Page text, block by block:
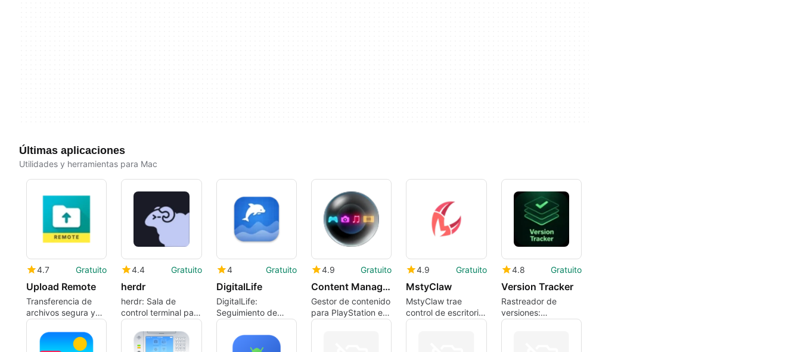
Últimas aplicaciones
Utilidades y herramientas para Mac
4.7 Gratuito
Upload Remote
Transferencia de
archivos segura y
eficiente
4.4 Gratuito
herdr
herdr: Sala de
control terminal para
gestionar múltiples
agentes de IA
4 Gratuito
DigitalLife
DigitalLife:
Seguimiento de
actividad local con
análisis enfocados
en la privacidad
4.9 Gratuito
Content Manager Assistant for PlayStation
Gestor de contenido
para PlayStation en
Mac
4.9 Gratuito
MstyClaw
MstyClaw trae
control de escritorio
agente local a
4.8 Gratuito
Version Tracker
Rastreador de
versiones:
actualizador de